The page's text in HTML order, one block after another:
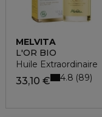
MELVITA
L'OR BIO
Huile Extraordinaire
33,10 € 4.8 89